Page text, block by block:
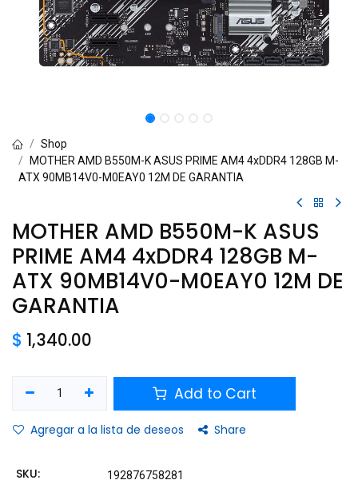
Shop
MOTHER AMD B550M-K ASUS PRIME AM4 4xDDR4 128GB M-
ATX 90MB14V0-M0EAY0 12M DE GARANTIA
MOTHER AMD B550M-K ASUS
PRIME AM4 4xDDR4 128GB M-
ATX 90MB14V0-M0EAY0 12M DE
GARANTIA
$ 1,340.00
Add to Cart
Agregar a la lista de deseos Share
SKU:
192876758281